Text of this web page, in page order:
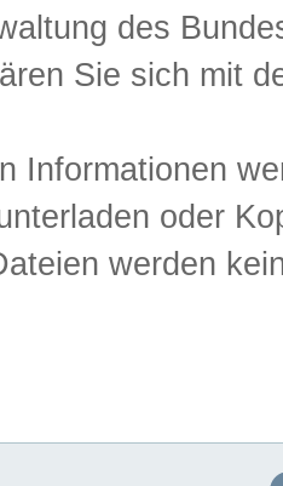
des
Sie sich mit
Informationen
oder
werden